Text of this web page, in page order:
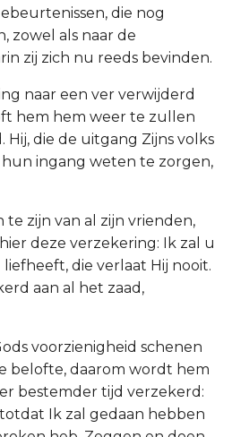
die nog
zowel als naar de
zij zich nu reeds bevinden.
naar een ver verwijderd
hem hem weer te zullen
die de uitgang Zijns volks
ingang weten te zorgen,
te zijn van al zijn vrienden,
deze verzekering: Ik zal u
die verlaat Hij nooit.
aan al het zaad,
voorzienigheid schenen
belofte, daarom wordt hem
bestemder tijd verzekerd:
Ik zal gedaan hebben